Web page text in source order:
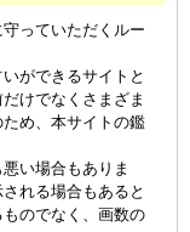
っていただくルー
ができるサイトと
けでなくさまざま
め、本サイトの鑑
い場合もありま
れる場合もあると
のでなく、画数の